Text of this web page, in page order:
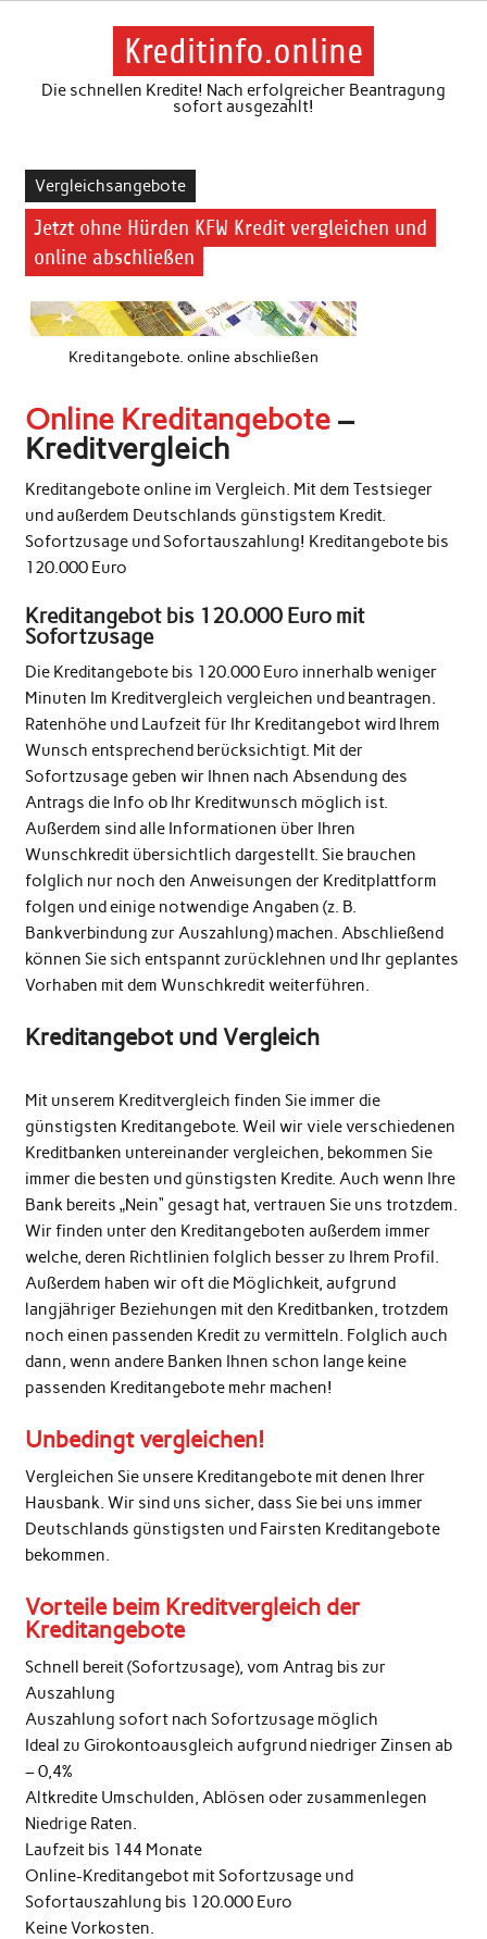
Skip
Kreditinfo.online
Die schnellen Kredite! Nach erfolgreicher Beantragung
sofort ausgezahlt!
Vergleichsangebote
Jetzt ohne Hürden KFW Kredit vergleichen und
online abschließen
Kreditangebote. online abschließen
Online Kreditangebote–
Kreditvergleich
Kreditangebote online im Vergleich. Mit dem Testsieger
und außerdem Deutschlands günstigstem Kredit.
Sofortzusage und Sofortauszahlung! Kreditangebote bis
120.000 Euro
Kreditangebot bis 120.000 Euro mit
Sofortzusage
Die Kreditangebote bis 120.000 Euro innerhalb weniger
Minuten Im Kreditvergleich vergleichen und beantragen.
Ratenhöhe und Laufzeit für Ihr Kreditangebot wird Ihrem
Wunsch entsprechend berücksichtigt. Mit der
Sofortzusage geben wir Ihnen nach Absendung des
Antrags die Info ob Ihr Kreditwunsch möglich ist.
Außerdem sind alle Informationen über Ihren
Wunschkredit übersichtlich dargestellt. Sie brauchen
folglich nur noch den Anweisungen der Kreditplattform
folgen und einige notwendige Angaben (z. B.
Bankverbindung zur Auszahlung) machen. Abschließend
können Sie sich entspannt zurücklehnen und Ihr geplantes
Vorhaben mit dem Wunschkredit weiterführen.
Kreditangebot und Vergleich
Mit unserem Kreditvergleich finden Sie immer die
günstigsten Kreditangebote. Weil wir viele verschiedenen
Kreditbanken untereinander vergleichen, bekommen Sie
immer die besten und günstigsten Kredite. Auch wenn Ihre
Bank bereits „Nein“ gesagt hat, vertrauen Sie uns trotzdem.
Wir finden unter den Kreditangeboten außerdem immer
welche, deren Richtlinien folglich besser zu Ihrem Profil.
Außerdem haben wir oft die Möglichkeit, aufgrund
langjähriger Beziehungen mit den Kreditbanken, trotzdem
noch einen passenden Kredit zu vermitteln. Folglich auch
dann, wenn andere Banken Ihnen schon lange keine
passenden Kreditangebote mehr machen!
Unbedingt vergleichen!
Vergleichen Sie unsere Kreditangebote mit denen Ihrer
Hausbank. Wir sind uns sicher, dass Sie bei uns immer
Deutschlands günstigsten und Fairsten Kreditangebote
bekommen.
Vorteile beim Kreditvergleich der
Kreditangebote
Schnell bereit (Sofortzusage), vom Antrag bis zur
Auszahlung
Auszahlung sofort nach Sofortzusage möglich
Ideal zu Girokontoausgleich aufgrund niedriger Zinsen ab
– 0,4%
Altkredite Umschulden, Ablösen oder zusammenlegen
Niedrige Raten.
Laufzeit bis 144 Monate
Online-Kreditangebot mit Sofortzusage und
Sofortauszahlung bis 120.000 Euro
Keine Vorkosten.